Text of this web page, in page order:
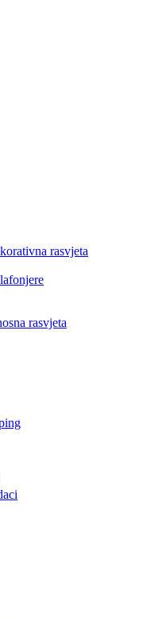
rasvjeta
rasvjeta